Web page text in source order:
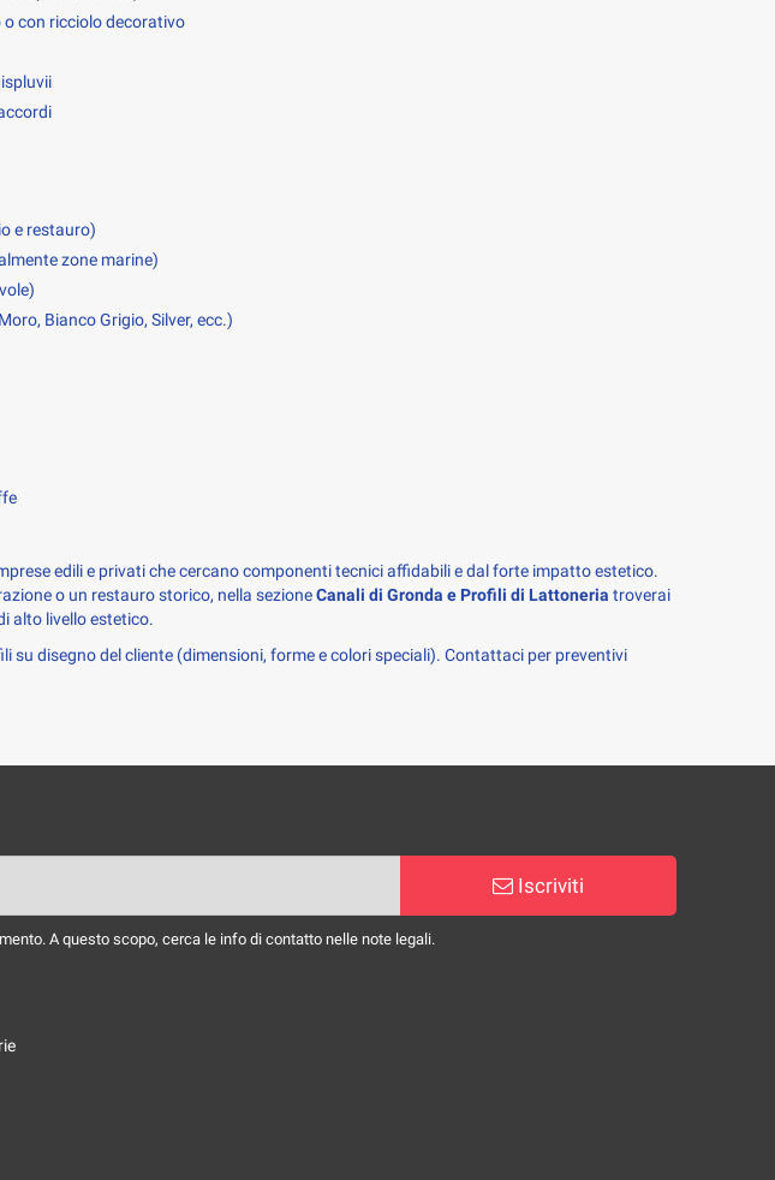
o con ricciolo decorativo
e restauro)
zone marine)
Bianco Grigio, Silver, ecc.)
edili e privati che cercano componenti tecnici affidabili e dal forte impatto estetico.
o un restauro storico, nella sezione Canali di Gronda e Profili di Lattoneria troverai
alto livello estetico.
su disegno del cliente (dimensioni, forme e colori speciali). Contattaci per preventivi
Iscriviti
A questo scopo, cerca le info di contatto nelle note legali.